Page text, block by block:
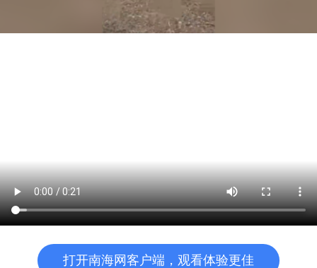
打开南海网客户端，观看体验更佳